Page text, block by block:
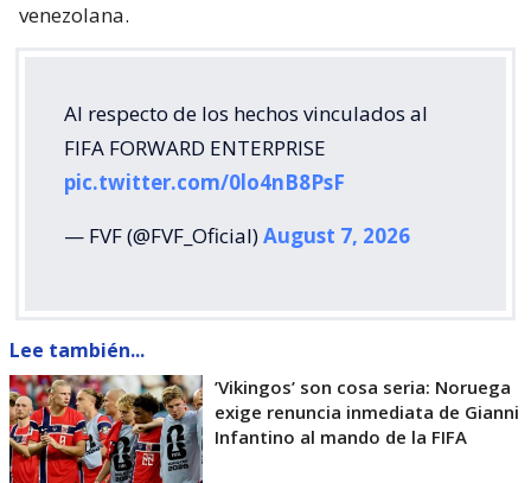
venezolana.
Al respecto de los hechos vinculados al
FIFA FORWARD ENTERPRISE
pic.twitter.com/0lo4nB8PsF
— FVF (@FVF_Oficial)August 7, 2026
Lee también...
’Vikingos’ son cosa seria: Noruega
exige renuncia inmediata de Gianni
Infantino al mando de la FIFA